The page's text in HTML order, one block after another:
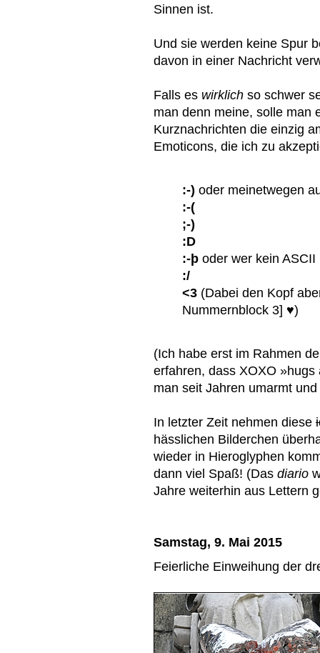
Sinnen ist.
Und sie werden keine Spur
davon in einer Nachricht
Falls es wirklich so schwer
man denn meine, solle man
Kurznachrichten die einzig
Emoticons, die ich zu
:-) oder meinetwegen
:-(
;-)
:D
:-þ oder wer kein
:/
<3 (Dabei den Kopf
Nummernblock 3] ♥)
(Ich habe erst im Rahmen
erfahren, dass XOXO
man seit Jahren umarmt
In letzter Zeit nehmen diese
hässlichen Bilderchen
wieder in Hieroglyphen
dann viel Spaß! (Das diario
Jahre weiterhin aus Lettern
Samstag, 9. Mai 2015
Feierliche Einweihung der